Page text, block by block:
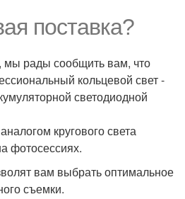
поставка?
мы рады сообщить вам, что
кольцевой свет -
светодиодной
кругового света
фотосессиях.
вам выбрать оптимальное
съемки.